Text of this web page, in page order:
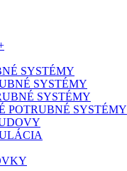
SYSTÉMY
SYSTÉMY
SYSTÉMY
POTRUBNÉ SYSTÉMY